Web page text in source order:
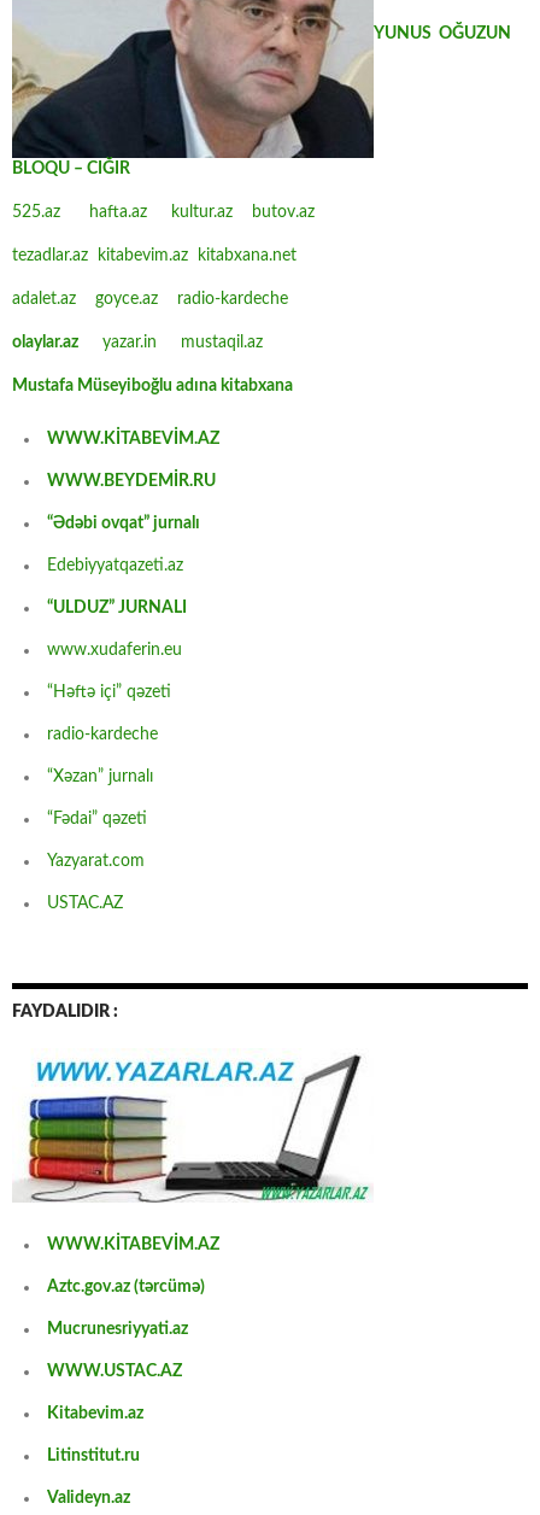
YUNUS OĞUZUN
BLOQU – CIĞIR
525.az hafta.az kultur.az butov.az
tezadlar.az kitabevim.az kitabxana.net
adalet.az goyce.az radio-kardeche
olaylar.az yazar.in mustaqil.az
Mustafa Müseyiboğlu adına kitabxana
WWW.KİTABEVİM.AZ
WWW.BEYDEMİR.RU
“Ədəbi ovqat” jurnalı
Edebiyyatqazeti.az
“ULDUZ” JURNALI
www.xudaferin.eu
“Həftə içi” qəzeti
radio-kardeche
“Xəzan” jurnalı
“Fədai” qəzeti
Yazyarat.com
USTAC.AZ
FAYDALIDIR :
WWW.KİTABEVİM.AZ
Aztc.gov.az (tərcümə)
Mucrunesriyyati.az
WWW.USTAC.AZ
Kitabevim.az
Litinstitut.ru
Valideyn.az